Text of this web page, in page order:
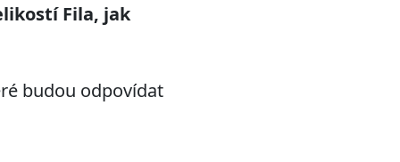
Fila, jak
budou odpovídat